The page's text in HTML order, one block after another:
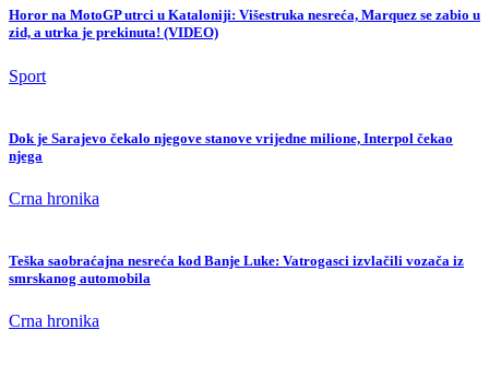
Horor na MotoGP utrci u Kataloniji: Višestruka nesreća, Marquez se zabio u
zid, a utrka je prekinuta! (VIDEO)
Sport
Dok je Sarajevo čekalo njegove stanove vrijedne milione, Interpol čekao
njega
Crna hronika
Teška saobraćajna nesreća kod Banje Luke: Vatrogasci izvlačili vozača iz
smrskanog automobila
Crna hronika